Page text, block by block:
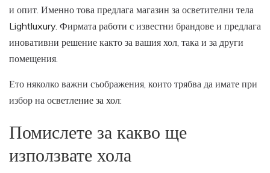
и опит. Именно това предлага магазин за осветителни тела
Lightluxury. Фирмата работи с известни брандове и предлага
иновативни решение както за вашия хол, така и за други
помещения.
Ето няколко важни съображения, които трябва да имате при
избор на осветление за хол:
Помислете за какво ще
използвате хола